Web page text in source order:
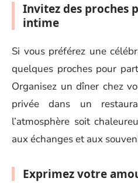
Invitez des proches
intime
Si vous préférez une
quelques proches pour
Organisez un dîner chez
privée dans un
l’atmosphère soit
aux échanges et aux
Exprimez votre